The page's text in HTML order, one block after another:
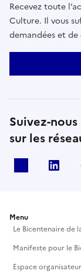
Recevez toute
Culture. Il vous
demandées et
Suivez-nous
sur les
Menu
Le Bicentenaire de
Manifeste pour le
Espace